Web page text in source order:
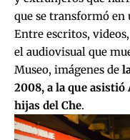
que se transformó
Entre escritos,
el audiovisual que
Museo, imágenes de
2008, a la que asistió
hijas del Che.